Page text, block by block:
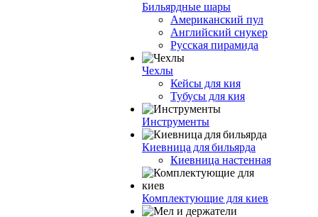
Бильярдные шары
Американский пул
Английский снукер
Русская пирамида
Чехлы
Кейсы для кия
Тубусы для кия
Инструменты
Киевница для бильярда
Киевница настенная
Комплектующие для киев